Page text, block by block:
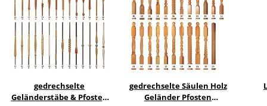
gedrechselte
Geländerstäbe & Pfosten
gedrechselte Säulen Holz
Geländer Pfosten